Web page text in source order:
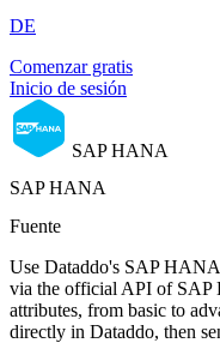
DE
Comenzar gratis
Inicio de sesión
SAP HANA
SAP HANA
Fuente
Use Dataddo's SAP
via the official API of SAP
attributes, from basic to
directly in Dataddo, then